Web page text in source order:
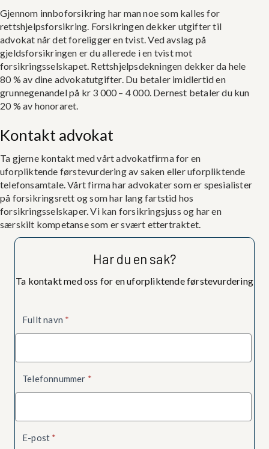
Gjennom innboforsikring har man noe som kalles for
rettshjelpsforsikring. Forsikringen dekker utgifter til
advokat når det foreligger en tvist. Ved avslag på
gjeldsforsikringen er du allerede i en tvist mot
forsikringsselskapet. Rettshjelpsdekningen dekker da hele
80 % av dine advokatutgifter. Du betaler imidlertid en
grunnegenandel på kr 3 000 – 4 000. Dernest betaler du kun
20 % av honoraret.
Kontakt advokat
Ta gjerne kontakt med vårt advokatfirma for en
uforpliktende førstevurdering av saken eller uforpliktende
telefonsamtale. Vårt firma har advokater som er spesialister
på forsikringsrett og som har lang fartstid hos
forsikringsselskaper. Vi kan forsikringsjuss og har en
særskilt kompetanse som er svært ettertraktet.
Har du en sak?
Ta kontakt med oss for en uforpliktende førstevurdering
Fullt navn *
Telefonnummer *
E-post *